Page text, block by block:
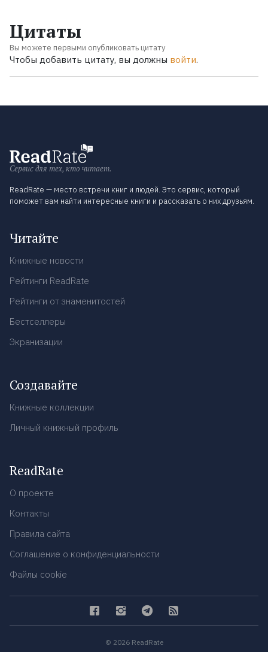
Цитаты
Вы можете первыми опубликовать цитату
Чтобы добавить цитату, вы должны войти.
Сервис для тех, кто читает.
ReadRate — место встречи книг и людей. Это сервис, который
поможет вам найти интересные книги и рассказать о них друзьям.
Читайте
Книжные новости
Рейтинги ReadRate
Рейтинги от знаменитостей
Бестселлеры
Экранизации
Создавайте
Книжные коллекции
Личный книжный профиль
ReadRate
О проекте
Контакты
Правила сайта
Соглашение о конфиденциальности
Файлы cookie
© 2026 ReadRate